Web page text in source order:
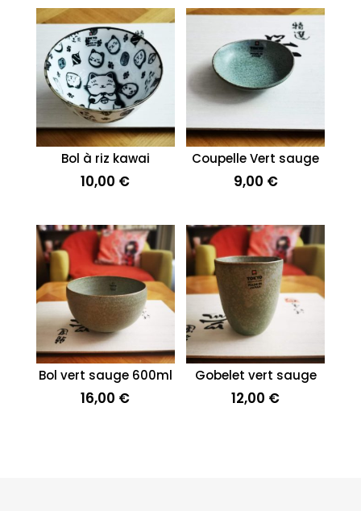
Bol à riz kawai
10,00 €
Coupelle Vert sauge
9,00 €
Bol vert sauge 600ml
16,00 €
Gobelet vert sauge
12,00 €